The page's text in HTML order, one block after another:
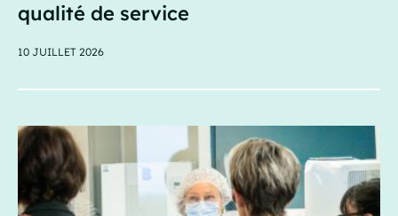
qualité de service
10 JUILLET 2026